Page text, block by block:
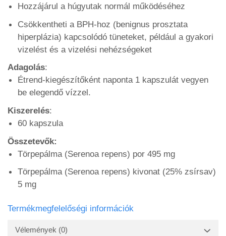
Hozzájárul a húgyutak normál működéséhez
Csökkentheti a BPH-hoz (benignus prosztata
hiperplázia) kapcsolódó tüneteket, például a gyakori
vizelést és a vizelési nehézségeket
Adagolás:
Étrend-kiegészítőként naponta 1 kapszulát vegyen
be elegendő vízzel.
Kiszerelés:
60 kapszula
Összetevők:
Törpepálma (Serenoa repens) por 495 mg
Törpepálma (Serenoa repens) kivonat (25% zsírsav)
5 mg
Termékmegfelelőségi információk
Vélemények (0)